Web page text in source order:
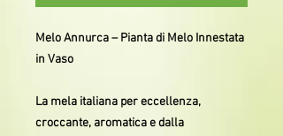
Melo Annurca – Pianta di Melo Innestata
in Vaso
La mela italiana per eccellenza,
croccante, aromatica e dalla